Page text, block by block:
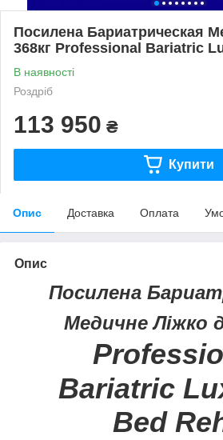
Посилена Бариатрическая
368кг Professional Bariatric
В наявності
Роздріб
113 950 ₴
Купити
Опис Доставка Оплата
Опис
Посилена
Медичне Ліжко
Bariatric
Bed